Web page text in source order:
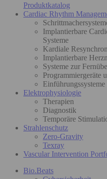
Produktkatalog
Cardiac Rhythm
Implantierbare
Systeme
Kardiale
Implantierbare
Systeme zur
Programmiergeräte
Elektrophysiologie
Therapien
Diagnostik
Temporäre
Strahlenschutz
Zero-Gravity
Texray
Vascular Intervention
Bio.Beats